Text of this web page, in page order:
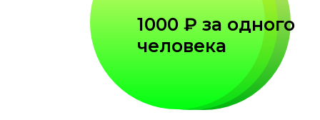
1000 ₽ за одного
человека